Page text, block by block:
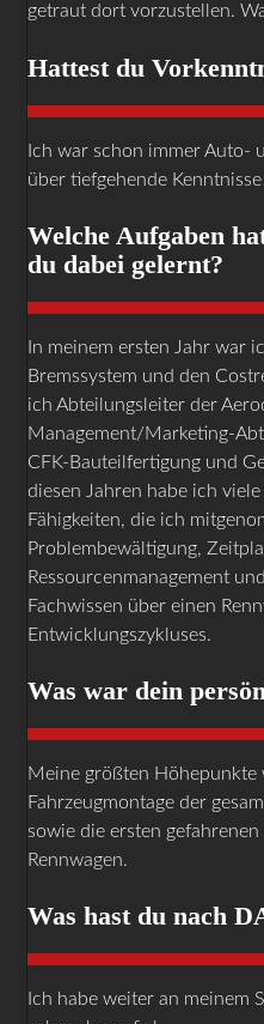
getraut dort vorzustellen.
Hattest du
Ich war schon immer Auto-
über tiefgehende
Welche Aufgaben
du dabei gelernt?
In meinem ersten Jahr war
Bremssystem und den
ich Abteilungsleiter der
Management/Marketing-
CFK-Bauteilfertigung und
diesen Jahren habe ich
Fähigkeiten, die ich
Problembewältigung,
Ressourcenmanagement
Fachwissen über einen
Entwicklungszykluses.
Was war dein
Meine größten Höhepunkte
Fahrzeugmontage der
sowie die ersten
Rennwagen.
Was hast du nach
Ich habe weiter an meinem